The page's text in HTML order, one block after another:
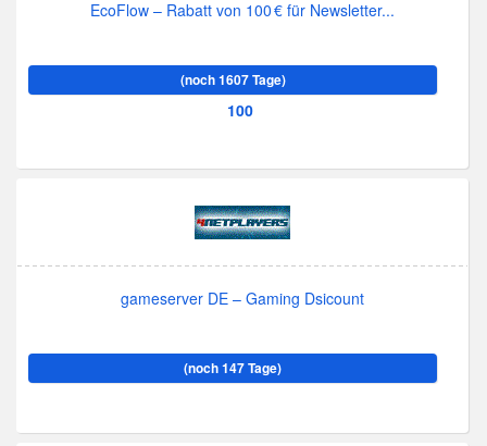
EcoFlow – Rabatt von 100 € für Newsletter...
(noch 1607 Tage)
100
gameserver DE – Gaming Dsicount
(noch 147 Tage)